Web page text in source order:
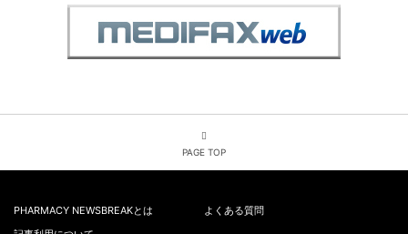
PAGE TOP
PHARMACY NEWSBREAKとは
よくある質問